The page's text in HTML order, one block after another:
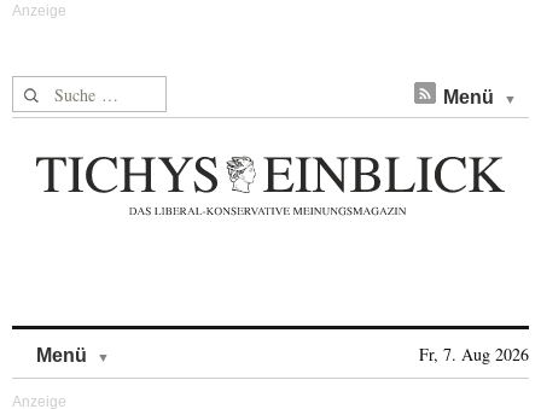
Suche nach: Menü
Menü Fr, 7. Aug 2026